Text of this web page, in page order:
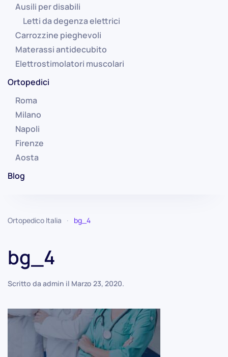
Ausili per disabili
Letti da degenza elettrici
Carrozzine pieghevoli
Materassi antidecubito
Elettrostimolatori muscolari
Ortopedici
Roma
Milano
Napoli
Firenze
Aosta
Blog
Ortopedico Italia bg_4
bg_4
Scritto da admin il Marzo 23, 2020.